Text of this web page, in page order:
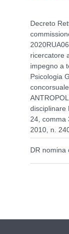
Decreto
ricercatore
impegno a
Psicologia
disciplinare
24, comma
2010, n.
DR nomina